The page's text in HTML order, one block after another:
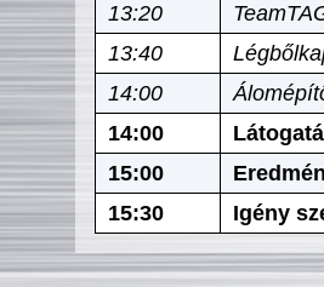
13:20
13:40
14:00
14:00
15:00
15:30
Igény